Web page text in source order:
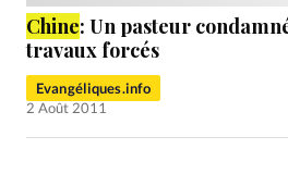
Chine: Un pasteur
travaux forcés
Evangéliques.info
2 Août 2011